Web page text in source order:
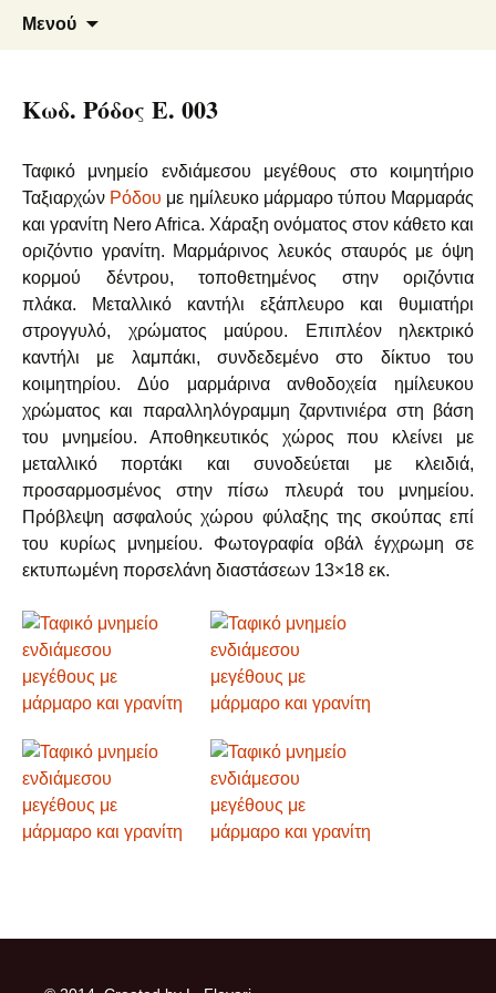
Μετάβαση
Φλεβάρης Α. – Αρμενάκης Ε.
Ο.Ε.
Μάρμαρα – Γρανίτες
Μενού
Κωδ. Ρόδος E. 003
Ταφικό μνημείο ενδιάμεσου μεγέθους στο κοιμητήριο
Ταξιαρχών Ρόδου με ημίλευκο μάρμαρο τύπου Μαρμαράς
και γρανίτη Nero Africa. Χάραξη ονόματος στον κάθετο και
οριζόντιο γρανίτη. Μαρμάρινος λευκός σταυρός με όψη
κορμού δέντρου, τοποθετημένος στην οριζόντια
πλάκα. Μεταλλικό καντήλι εξάπλευρο και θυμιατήρι
στρογγυλό, χρώματος μαύρου. Επιπλέον ηλεκτρικό
καντήλι με λαμπάκι, συνδεδεμένο στο δίκτυο του
κοιμητηρίου. Δύο μαρμάρινα ανθοδοχεία ημίλευκου
χρώματος και παραλληλόγραμμη ζαρντινιέρα στη βάση
του μνημείου. Αποθηκευτικός χώρος που κλείνει με
μεταλλικό πορτάκι και συνοδεύεται με κλειδιά,
προσαρμοσμένος στην πίσω πλευρά του μνημείου.
Πρόβλεψη ασφαλούς χώρου φύλαξης της σκούπας επί
του κυρίως μνημείου. Φωτογραφία οβάλ έγχρωμη σε
εκτυπωμένη πορσελάνη διαστάσεων 13×18 εκ.